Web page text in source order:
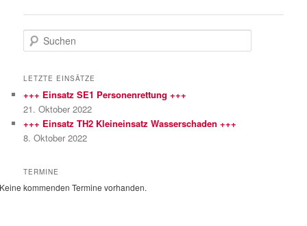
u
h
n
LETZTE EINSÄTZE
+++ Einsatz SE1 Personenrettung +++
21. Oktober 2022
+++ Einsatz TH2 Kleineinsatz Wasserschaden +++
8. Oktober 2022
TERMINE
Keine kommenden Termine vorhanden.